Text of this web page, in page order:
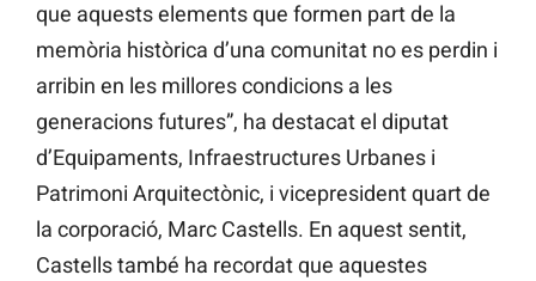
que aquests elements que formen part de la
memòria històrica d’una comunitat no es perdin i
arribin en les millores condicions a les
generacions futures”, ha destacat el diputat
d’Equipaments, Infraestructures Urbanes i
Patrimoni Arquitectònic, i vicepresident quart de
la corporació, Marc Castells. En aquest sentit,
Castells també ha recordat que aquestes